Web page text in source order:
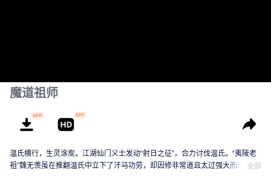
魔道祖师
温氏横行，生灵涂炭。江湖仙门义士发动“射日之征”，合力讨伐温氏。“夷陵老
祖”魏无羡虽在推翻温氏中立下了汗马功劳，却因修非常道且太过强大而遭人忌
全部